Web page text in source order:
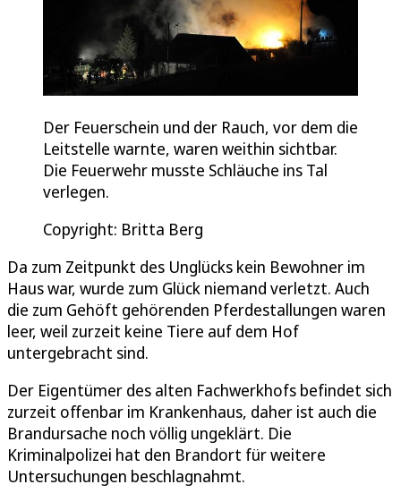
Der Feuerschein und der Rauch, vor dem die
Leitstelle warnte, waren weithin sichtbar.
Die Feuerwehr musste Schläuche ins Tal
verlegen.
Copyright: Britta Berg
Da zum Zeitpunkt des Unglücks kein Bewohner im
Haus war, wurde zum Glück niemand verletzt. Auch
die zum Gehöft gehörenden Pferdestallungen waren
leer, weil zurzeit keine Tiere auf dem Hof
untergebracht sind.
Der Eigentümer des alten Fachwerkhofs befindet sich
zurzeit offenbar im Krankenhaus, daher ist auch die
Brandursache noch völlig ungeklärt. Die
Kriminalpolizei hat den Brandort für weitere
Untersuchungen beschlagnahmt.